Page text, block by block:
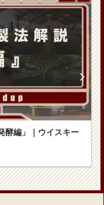
酵編」｜ウイスキー